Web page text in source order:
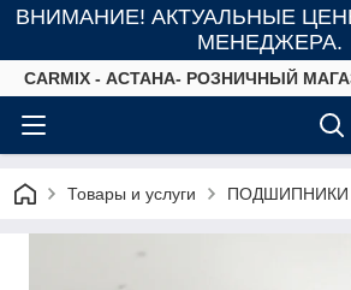
ВНИМАНИЕ! АКТУАЛЬНЫЕ
МЕНЕДЖЕРА.
СARMIX - АСТАНА- РОЗНИЧНЫЙ
Товары и услуги ПОДШИПНИКИ